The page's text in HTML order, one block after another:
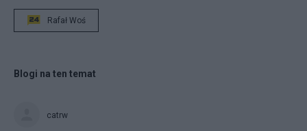
Rafał Woś
Blogi na ten temat
catrw